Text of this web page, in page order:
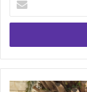
е
и
т
В
Ж